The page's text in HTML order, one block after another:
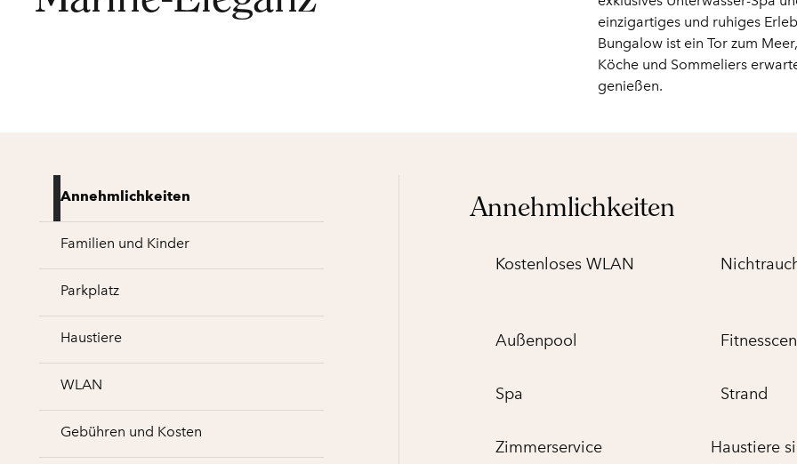
einzigartiges und ruhiges
Bungalow ist ein Tor zum
Köche und Sommeliers
genießen.
Annehmlichkeiten
Familien und Kinder
Parkplatz
Haustiere
WLAN
Gebühren und Kosten
Annehmlichkeiten
Kostenloses WLAN
Außenpool
Spa Strand
Zimmer­service
Haustiere